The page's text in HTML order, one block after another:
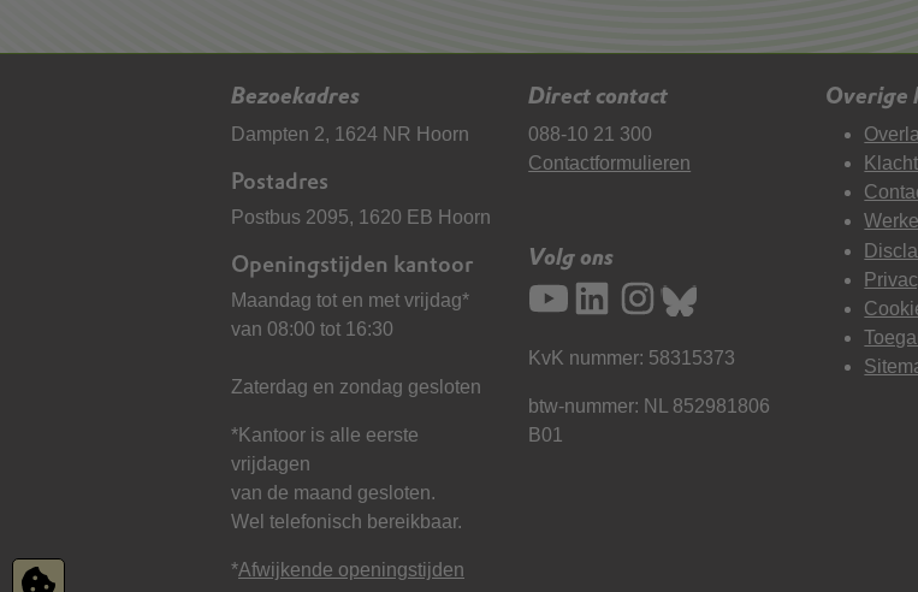
Bezoekadres
Dampten 2, 1624 NR Hoorn
Postadres
Postbus 2095, 1620 EB Hoorn
Openingstijden kantoor
Maandag tot en met vrijdag*
van 08:00 tot 16:30
Zaterdag en zondag gesloten
*Kantoor is alle eerste
vrijdagen
van de maand gesloten.
Wel telefonisch bereikbaar.
*Afwijkende openingstijden
Direct contact
088-10 21 300
Contactformulieren
Volg ons
KvK nummer: 58315373
btw-nummer: NL 852981806
B01
Overige